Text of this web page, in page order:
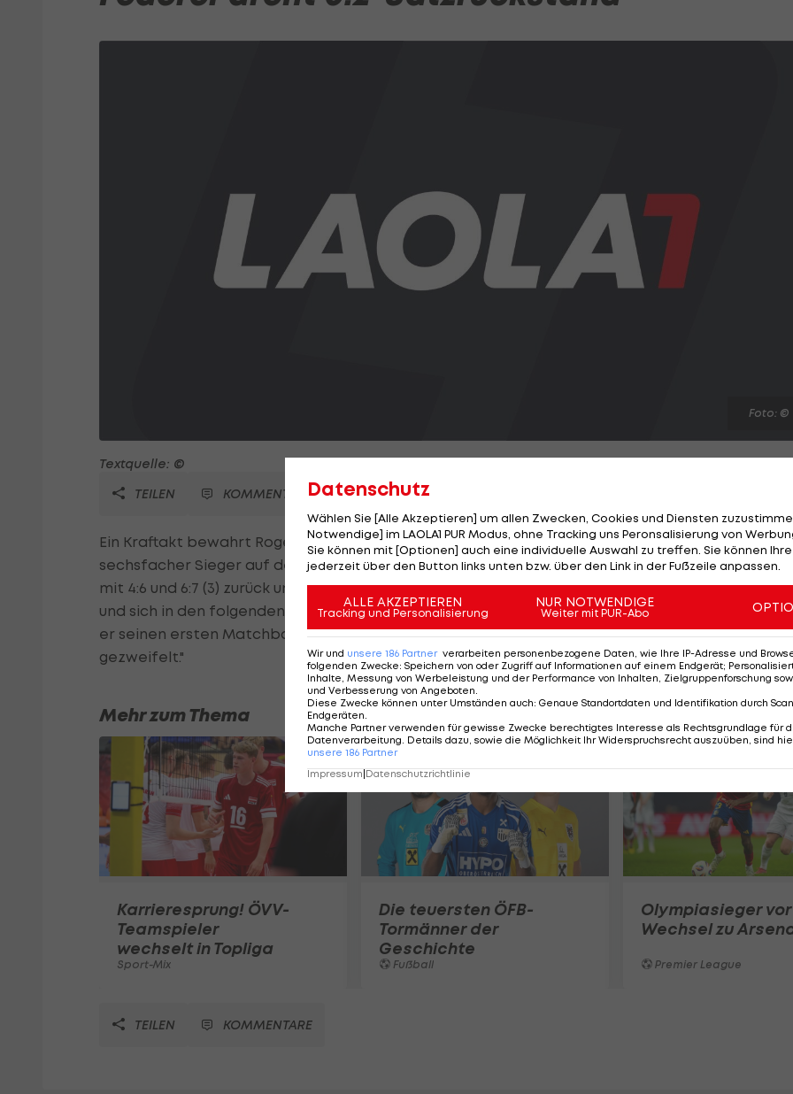
Foto: ©
Textquelle: ©
TEILEN
KOMMENTARE
Ein Kraftakt bewahrt Roger Federer vor dem Drittrunden-Aus in Wimbledon. Der Schweizer,
sechsfacher Sieger auf dem "Heiligen Rasen", liegt im Duell mit dem Franzosen Julien Benneteau
mit 4:6 und 6:7 (3) zurück und blickt bereits dem Aus entgegen, als er doch noch die Wende
und sich in den folgenden Sätzen mit 6:2, 7:6 (6) und 6:1 durchsetzt. Nach 3:33 Stunden
er seinen ersten Matchball. Nach dem knappen Erfolg gesteht "FedEx": "Ich habe schon an mir
gezweifelt."
Mehr zum Thema
Karrieresprung! ÖVV-
Teamspieler
wechselt in Topliga
Sport-Mix
Die teuersten ÖFB-
Tormänner der
Geschichte
Fußball
Olympiasieger vor
Wechsel zu
Premier League
TEILEN KOMMENTARE
Datenschutz
Wählen Sie [Alle Akzeptieren] um allen Zwecken, Cookies und Diensten
Notwendige] im LAOLA1 PUR Modus, ohne Tracking uns Peronsalisierung von
Sie können mit [Optionen] auch eine individuelle Auswahl zu treffen. Sie können
jederzeit über den Button links unten bzw. über den Link in der Fußzeile anpassen.
ALLE AKZEPTIEREN
Tracking und Personalisierung
NUR NOTWENDIGE
Weiter mit PUR-Abo
Wir und unsere 186 Partner verarbeiten personenbezogene Daten, wie Ihre IP-Adresse und
folgenden Zwecke: Speichern von oder Zugriff auf Informationen auf einem Endgerät;
Inhalte, Messung von Werbeleistung und der Performance von Inhalten, Zielgruppenforschung
und Verbesserung von Angeboten
Diese Zwecke können unter Umständen auch: Genaue Standortdaten und Identifikation durch
Endgeräten
Manche Partner verwenden für gewisse Zwecke berechtigtes Interesse als Rechtsgrundlage für
Datenverarbeitung. Details dazu, sowie die Möglichkeit Ihr Widerspruchsrecht auszuüben, sind
unsere 186 Partner
Impressum|Datenschutzrichtlinie